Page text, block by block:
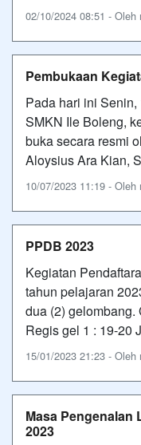
02/10/2024 08:51 -
Pembukaan
Pada hari ini
SMKN Ile Boleng,
buka secara resmi
Aloysius Ara Kian,
10/07/2023 11:19 -
PPDB 2023
Kegiatan
tahun pelajaran
dua (2) gelombang.
Regis gel 1 : 19-20
15/01/2023 21:23 -
Masa Pengenalan
2023